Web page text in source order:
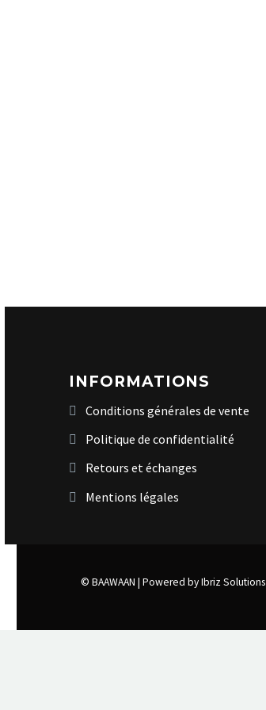
INFORMATIONS
Conditions générales de vente
Politique de confidentialité
Retours et échanges
Mentions légales
© BAAWAAN | Powered by Ibriz Solutions